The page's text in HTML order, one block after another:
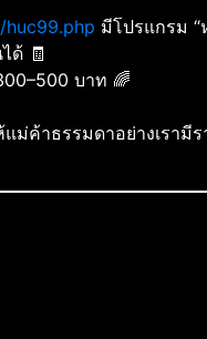
มีโปรแกรม “
ด้ 🧾
บาท 🌈
ม่ค้าธรรมดาอย่างเรามีร